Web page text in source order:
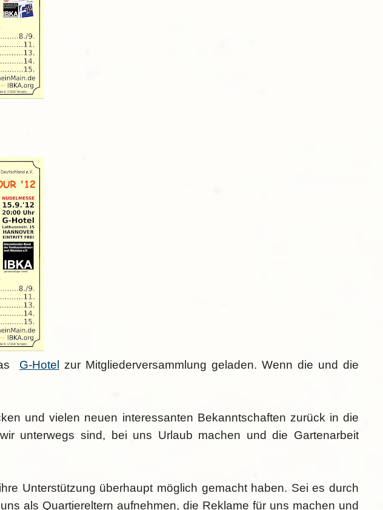
G-Hotel zur Mitgliederversammlung geladen. Wenn die und die
und vielen neuen interessanten Bekanntschaften zurück in die
unterwegs sind, bei uns Urlaub machen und die Gartenarbeit
Unterstützung überhaupt möglich gemacht haben. Sei es durch
als Quartiereltern aufnehmen, die Reklame für uns machen und